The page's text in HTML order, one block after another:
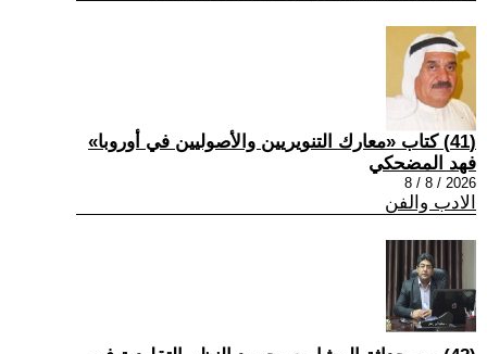
(41) كتاب «معارك التنويريين والأصوليين في أوروبا»
فهد المضحكي
2026 / 8 / 8
الادب والفن